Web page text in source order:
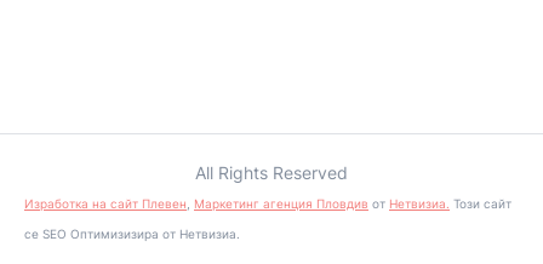
All Rights Reserved
Изработка на сайт Плевен Маркетинг агенция Пловдив от Нетвизиа. Този сайт
се SEO Оптимизизира от Нетвизиа.